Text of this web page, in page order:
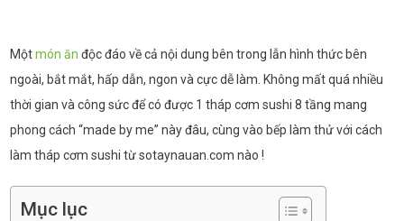
Mộtmón ăn độc đáo về cả nội dung bên trong lẫn hình thức bên
ngoài, bắt mắt, hấp dẫn, ngon và cực dễ làm. Không mất quá nhiều
thời gian và công sức để có được 1 tháp cơm sushi 8 tầng mang
phong cách “made by me” này đâu, cùng vào bếp làm thử với cách
làm tháp cơm sushi từ sotaynauan.com nào !
Mục lục